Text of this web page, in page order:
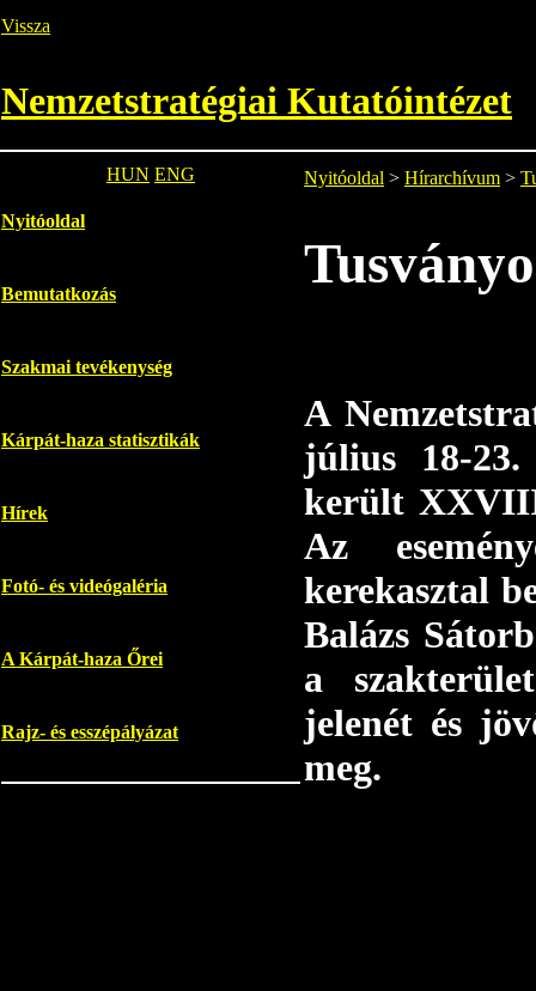
Vissza
Nemzetstratégiai Kutatóintézet
HUN ENG
Nyitóoldal
Bemutatkozás
Szakmai tevékenység
Kárpát-haza statisztikák
Hírek
Fotó- és videógaléria
A Kárpát-haza Őrei
Rajz- és esszépályázat
Nyitóoldal > Hírarchívum >
A
július 18-23.
került
Az
kerekasztal
Balázs
a
jelenét és
meg.